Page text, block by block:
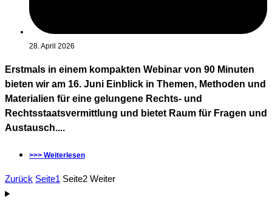
28. April 2026
Erstmals in einem kompakten Webinar von 90 Minuten
bieten wir am 16. Juni Einblick in Themen, Methoden und
Materialien für eine gelungene Rechts- und
Rechtsstaatsvermittlung und bietet Raum für Fragen und
Austausch....
>>> Weiterlesen
Zurück Seite1 Seite2 Weiter